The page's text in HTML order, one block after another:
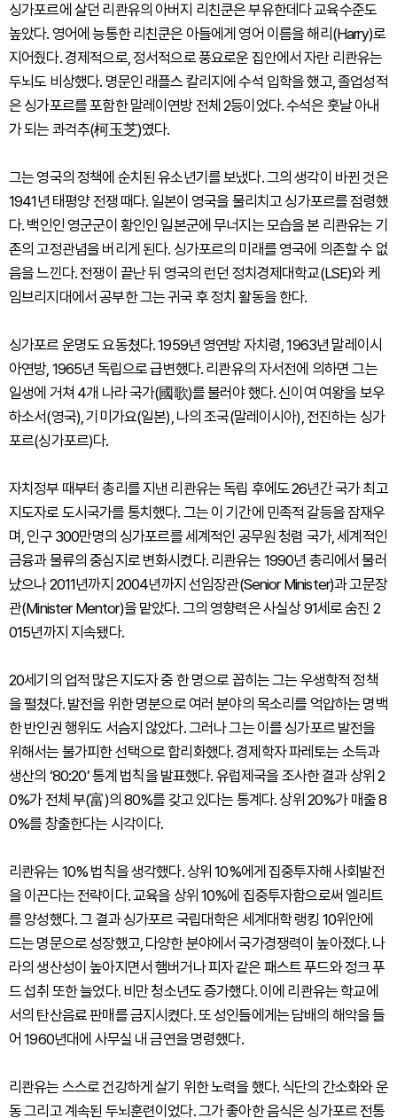
싱가포르에 살던 리콴유의 아버지 리친쿤은 부유한데다 교육수준도
높았다. 영어에 능통한 리친쿤은 아들에게 영어 이름을 해리(Harry)로
지어줬다. 경제적으로, 정서적으로 풍요로운 집안에서 자란 리콴유는
두뇌도 비상했다. 명문인 래플스 칼리지에 수석 입학을 했고, 졸업성적
은 싱가포르를 포함한 말레이연방 전체 2등이었다. 수석은 훗날 아내
가 되는 콰걱추(柯玉芝)였다.
그는 영국의 정책에 순치된 유소년기를 보냈다. 그의 생각이 바뀐 것은
1941년 태평양 전쟁 때다. 일본이 영국을 물리치고 싱가포르를 점령했
다. 백인인 영군군이 황인인 일본군에 무너지는 모습을 본 리콴유는 기
존의 고정관념을 버리게 된다. 싱가포르의 미래를 영국에 의존할 수 없
음을 느낀다. 전쟁이 끝난 뒤 영국의 런던 정치경제대학교(LSE)와 케
임브리지대에서 공부한 그는 귀국 후 정치 활동을 한다.
싱가포르 운명도 요동쳤다. 1959년 영연방 자치령, 1963년 말레이시
아연방, 1965년 독립으로 급변했다. 리콴유의 자서전에 의하면 그는
일생에 거쳐 4개 나라 국가(國歌)를 불러야 했다. 신이여 여왕을 보우
하소서(영국), 기미가요(일본), 나의 조국(말레이시아), 전진하는 싱가
포르(싱가포르)다.
자치정부 때부터 총리를 지낸 리콴유는 독립 후에도 26년간 국가 최고
지도자로 도시국가를 통치했다. 그는 이 기간에 민족적 갈등을 잠재우
며, 인구 300만명의 싱가포르를 세계적인 공무원 청렴 국가, 세계적인
금융과 물류의 중심지로 변화시켰다. 리콴유는 1990년 총리에서 물러
났으나 2011년까지 2004년까지 선임장관(Senior Minister)과 고문장
관(Minister Mentor)을 맡았다. 그의 영향력은 사실상 91세로 숨진 2
015년까지 지속됐다.
20세기의 업적 많은 지도자 중 한 명으로 꼽히는 그는 우생학적 정책
을 펼쳤다. 발전을 위한 명분으로 여러 분야의 목소리를 억압하는 명백
한 반인권 행위도 서슴지 않았다. 그러나 그는 이를 싱가포르 발전을
위해서는 불가피한 선택으로 합리화했다. 경제학자 파레토는 소득과
생산의 ‘80:20’ 통계 법칙을 발표했다. 유럽제국을 조사한 결과 상위 2
0%가 전체 부(富)의 80%를 갖고 있다는 통계다. 상위 20%가 매출 8
0%를 창출한다는 시각이다.
리콴유는 10% 법칙을 생각했다. 상위 10%에게 집중투자해 사회발전
을 이끈다는 전략이다. 교육을 상위 10%에 집중투자함으로써 엘리트
를 양성했다. 그 결과 싱가포르 국립대학은 세계대학 랭킹 10위안에
드는 명문으로 성장했고, 다양한 분야에서 국가경쟁력이 높아졌다. 나
라의 생산성이 높아지면서 햄버거나 피자 같은 패스트 푸드와 정크 푸
드 섭취 또한 늘었다. 비만 청소년도 증가했다. 이에 리콴유는 학교에
서의 탄산음료 판매를 금지시켰다. 또 성인들에게는 담배의 해악을 들
어 1960년대에 사무실 내 금연을 명령했다.
리콴유는 스스로 건강하게 살기 위한 노력을 했다. 식단의 간소화와 운
동 그리고 계속된 두뇌훈련이었다. 그가 좋아한 음식은 싱가포르 전통